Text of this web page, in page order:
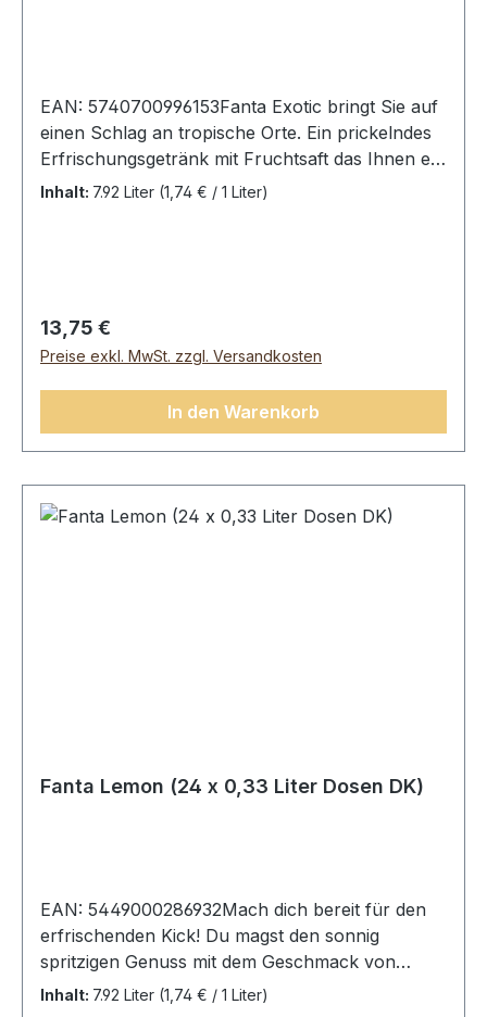
EAN: 5740700996153Fanta Exotic bringt Sie auf
einen Schlag an tropische Orte. Ein prickelndes
Erfrischungsgetränk mit Fruchtsaft das Ihnen ein
exotisches Urlaubsgefühl verleiht. Wunderbar
Gemüseextrakt (Sonnenblume, Karotte, Aronia ,
Holunder, Zitrone, Distel), natürliche Aromen,
Stabilisator (E445, E414) Durchschnittliche
Nährwerte pro:100 mlEnergie 227 KJ/53
Inhalt: 7.92 Liter (1,74 € / 1 Liter)
Regulärer Preis:
13,75 €
Preise exkl. MwSt. zzgl. Versandkosten
In den Warenkorb
Fanta Lemon (24 x 0,33 Liter Dosen DK)
EAN: 5449000286932Mach dich bereit für den
erfrischenden Kick! Du magst den sonnig
spritzigen Genuss mit dem Geschmack von
Lemon? Dann bist du eindeutig reif für den
Inhalt: 7.92 Liter (1,74 € / 1 Liter)